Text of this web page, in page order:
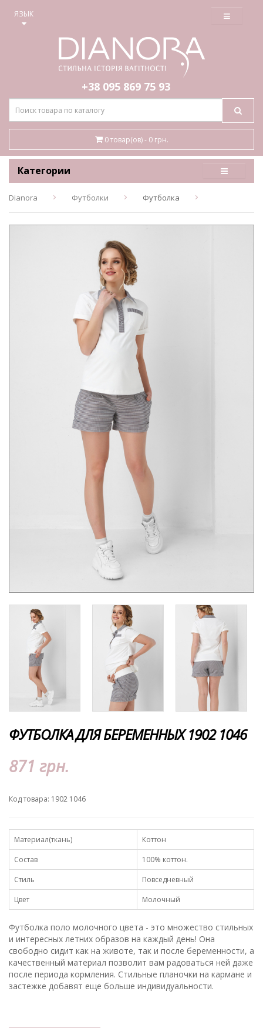
ЯЗЫК ≡
+38 095 869 75 93
0 товар(ов) - 0 грн.
Категории
Dianora Футболки Футболка
ФУТБОЛКА ДЛЯ БЕРЕМЕННЫХ 1902 1046
871 грн.
Код товара: 1902 1046
Материал(ткань)
Коттон
Состав
100% коттон.
Стиль
Повседневный
Цвет
Молочный
Футболка поло молочного цвета - это множество стильных
и интересных летних образов на каждый день! Она
свободно сидит как на животе, так и после беременности, а
качественный материал позволит вам радоваться ней даже
после периода кормления. Стильные планочки на кармане и
застежке добавят еще больше индивидуальности.